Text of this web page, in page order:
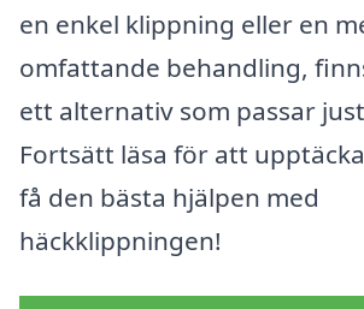
en enkel klippning eller en
omfattande behandling,
ett alternativ som passar
Fortsätt läsa för att
få den bästa hjälpen med
häckklippningen!